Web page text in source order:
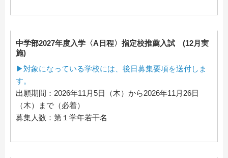
中学部2027年度入学〈A日程〉指定校推薦入試 (12月実
施)
▶対象になっている学校には、後日募集要項を送付しま
す。
出願期間：2026年11月5日（木）から2026年11月26日
（木）まで（必着）
募集人数：第１学年若干名